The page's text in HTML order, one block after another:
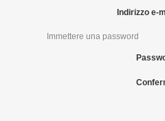
Indirizzo e-
Immettere una password